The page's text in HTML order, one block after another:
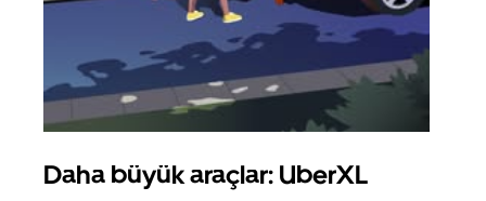
Daha büyük araçlar: UberXL